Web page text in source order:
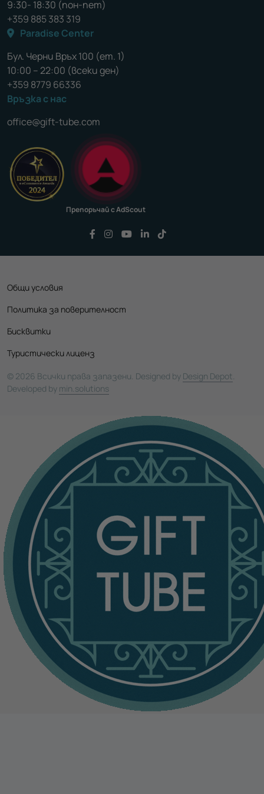
9:30- 18:30 (пон-пет)
+359 885 383 319
Paradise Center
Бул. Черни Връх 100 (ет. 1)
10:00 – 22:00 (всеки ден)
+359 8779 66336
Връзка с нас
office@gift-tube.com
Препоръчай с AdScout
Последвайте ни във Facebook
Последвайте ни във Instagram
Последвайте ни във
Последвайте ни във
Общи условия
Политика за поверителност
Бисквитки
Туристически лиценз
© 2026 Всички права запазени. Designed by Design Depot
Developed by min.solutions